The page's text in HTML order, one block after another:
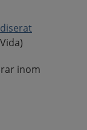
inom